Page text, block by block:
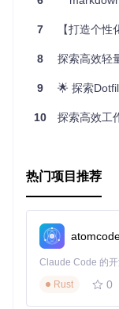
如何构建和维护
7 【打造个性
8 探索高效轻量级
9 🌟 探索
10 探索高效工
热门项目推荐
Rust
0